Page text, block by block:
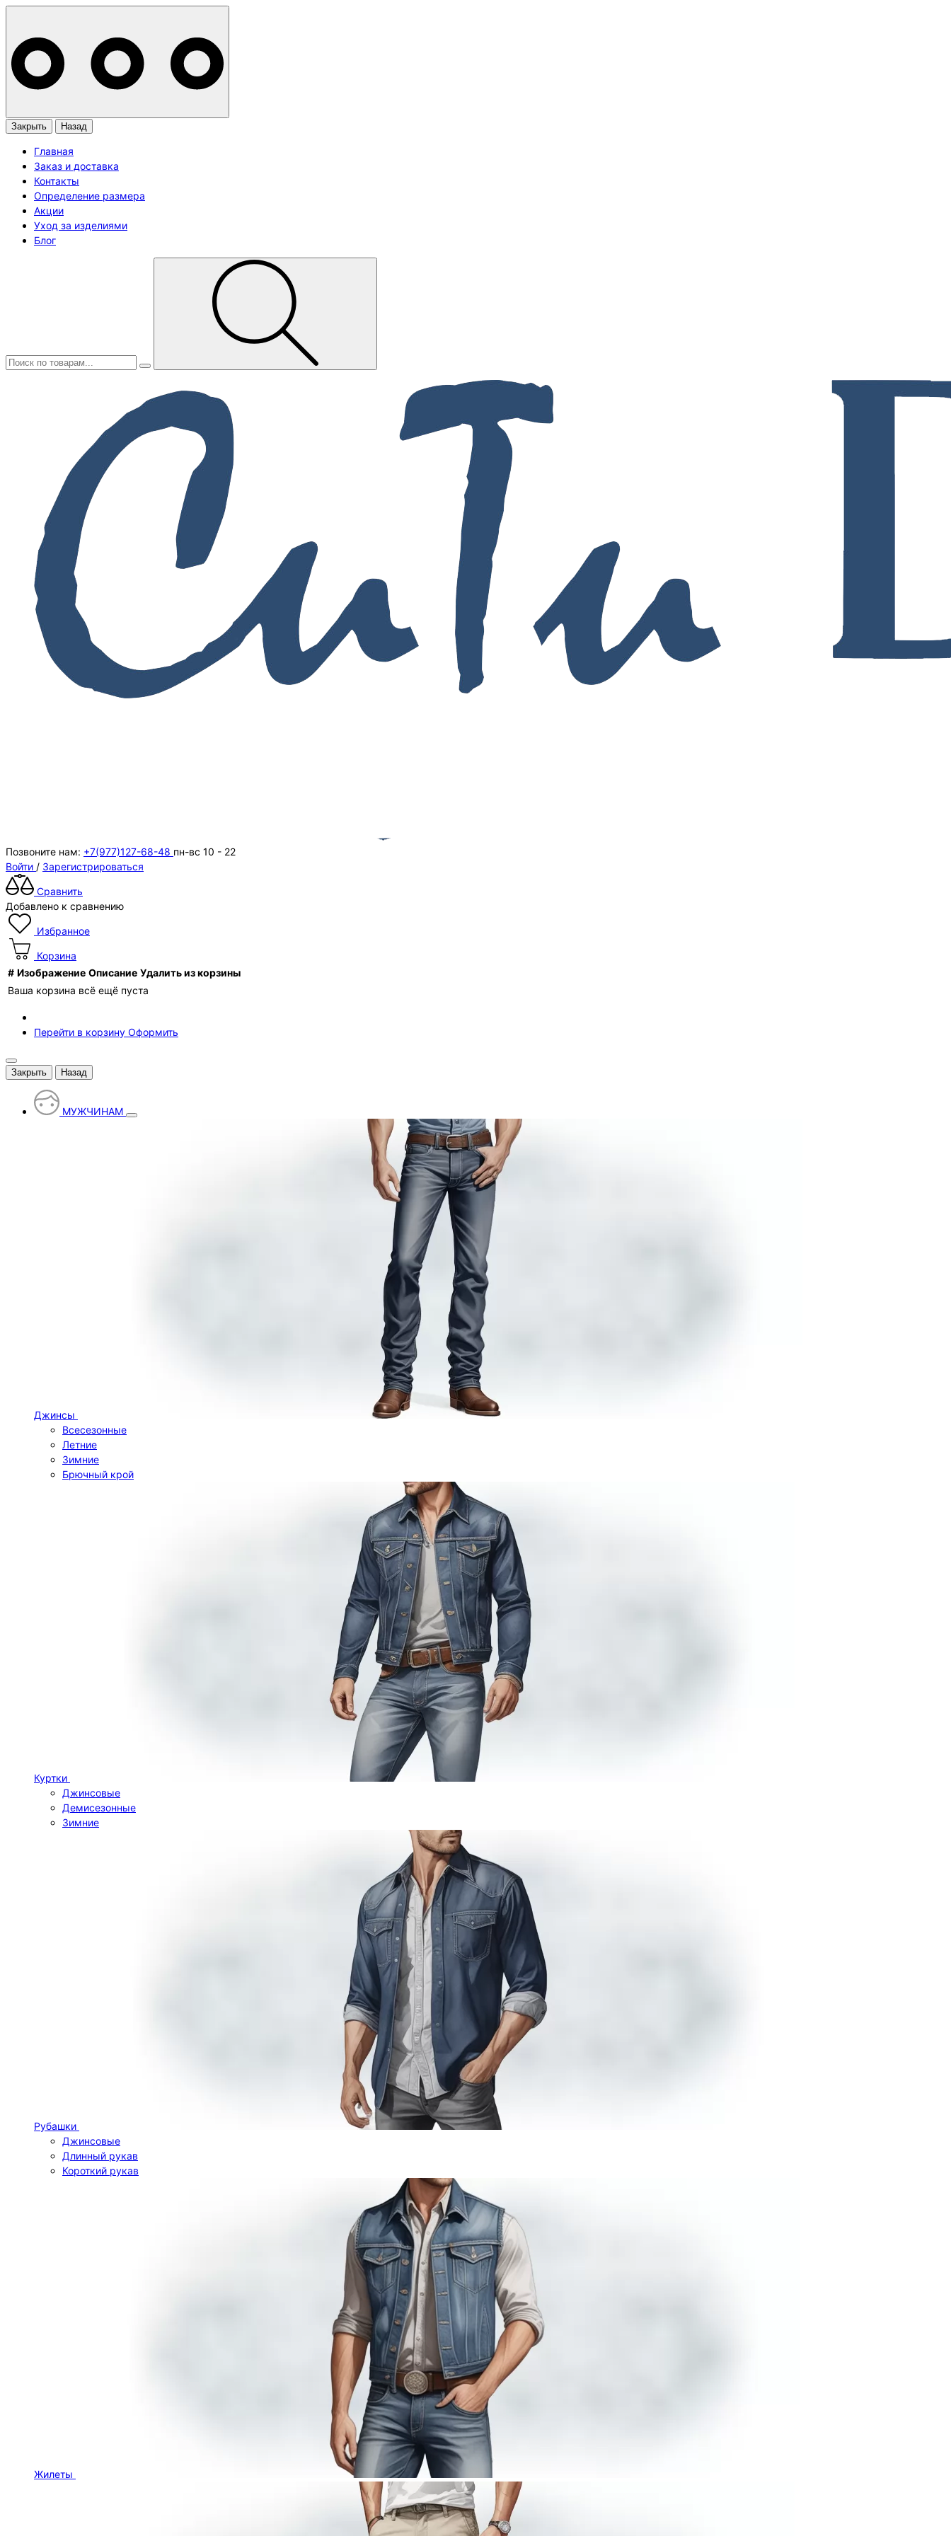
Закрыть Назад
Главная
Заказ и доставка
Контакты
Определение размера
Акции
Уход за изделиями
Блог
Позвоните нам: +7(977)127-68-48 пн-вс 10 - 22
Войти / Зарегистрироваться
Сравнить
Добавлено к сравнению
Избранное
Корзина
# Изображение Описание Удалить из корзины
Ваша корзина всё ещё пуста
Перейти в корзину Оформить
Закрыть Назад
МУЖЧИНАМ
Джинсы
Всесезонные
Летние
Зимние
Брючный крой
Куртки
Джинсовые
Демисезонные
Зимние
Рубашки
Джинсовые
Длинный рукав
Короткий рукав
Жилеты